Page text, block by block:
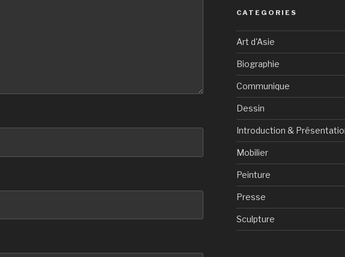
CATEGORIES
Art d'Asie
Biographie
Communique
Dessin
Introduction &
Mobilier
Peinture
Presse
Sculpture